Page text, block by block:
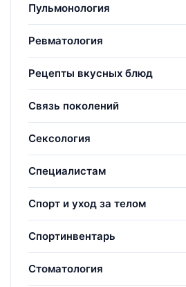
Пульмонология
Ревматология
Рецепты вкусных блюд
Связь поколений
Сексология
Специалистам
Спорт и уход за телом
Спортинвентарь
Стоматология